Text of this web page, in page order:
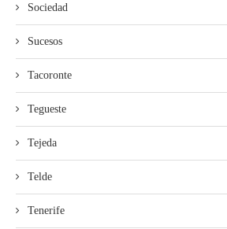
Sociedad
Sucesos
Tacoronte
Tegueste
Tejeda
Telde
Tenerife